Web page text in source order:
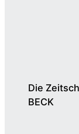
Die
BECK